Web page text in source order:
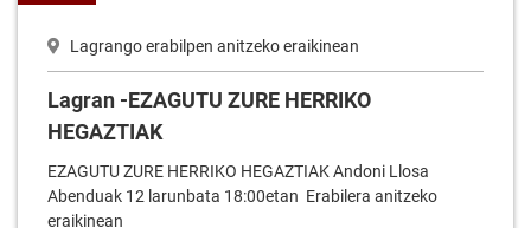
Lagrango erabilpen anitzeko eraikinean
Lagran -EZAGUTU ZURE HERRIKO
HEGAZTIAK
EZAGUTU ZURE HERRIKO HEGAZTIAK Andoni Llosa
Abenduak 12 larunbata 18:00etan Erabilera anitzeko
eraikinean